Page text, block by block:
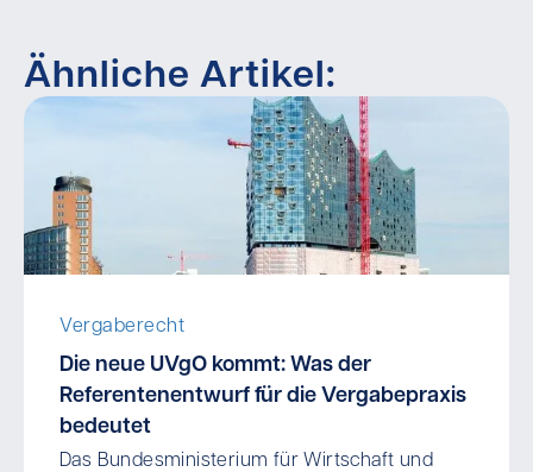
Ähnliche Artikel:
Vergaberecht
Die neue UVgO kommt: Was der
Referentenentwurf für die Vergabepraxis
bedeutet
Das Bundesministerium für Wirtschaft und